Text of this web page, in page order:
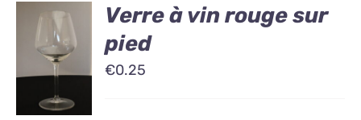
Verre à vin rouge sur
pied
€0.25